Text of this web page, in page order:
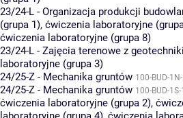
23/24-L - Organizacja produkcji
(grupa 1), ćwiczenia laboratoryjne
ćwiczenia laboratoryjne (grupa 8)
23/24-L - Zajęcia terenowe z
laboratoryjne (grupa 3)
24/25-Z - Mechanika gruntów 100-BUD-
24/25-Z - Mechanika gruntów 100-BUD-
ćwiczenia laboratoryjne (grupa 2),